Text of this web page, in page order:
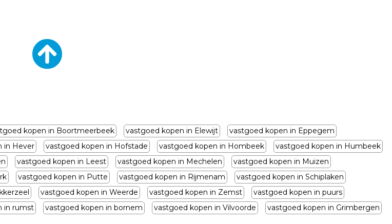
kopen in Boortmeerbeek vastgoed kopen in Elewijt
vastgoed kopen in Eppegem
in Hever vastgoed kopen in Hofstade vastgoed kopen in Hombeek
vastgoed kopen in Humbeek
vastgoed kopen in Leest vastgoed kopen in Mechelen
vastgoed kopen in Muizen
vastgoed kopen in Putte vastgoed kopen in Rijmenam
vastgoed kopen in Schiplaken
vastgoed kopen in Weerde vastgoed kopen in Zemst
vastgoed kopen in puurs
in rumst vastgoed kopen in bornem vastgoed kopen in Vilvoorde vastgoed kopen in Grimbergen